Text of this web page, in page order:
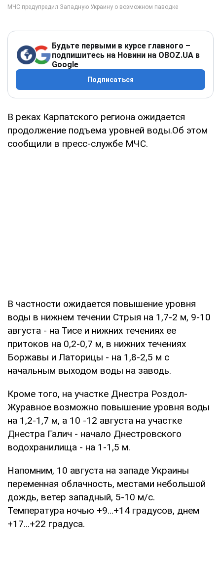
Будьте первыми в курсе главного –
подпишитесь на Новини на OBOZ.UA в
Google
Подписаться
В реках Карпатского региона ожидается
продолжение подъема уровней воды.Об этом
сообщили в пресс-службе МЧС.
В частности ожидается повышение уровня
воды в нижнем течении Стрыя на 1,7-2 м, 9-10
августа - на Тисе и нижних течениях ее
притоков на 0,2-0,7 м, в нижних течениях
Боржавы и Латорицы - на 1,8-2,5 м с
начальным выходом воды на заводь.
Кроме того, на участке Днестра Роздол-
Журавное возможно повышение уровня воды
на 1,2-1,7 м, а 10 -12 августа на участке
Днестра Галич - начало Днестровского
водохранилища - на 1-1,5 м.
Напомним, 10 августа на западе Украины
переменная облачность, местами небольшой
дождь, ветер западный, 5-10 м/с.
Температура ночью +9...+14 градусов, днем
+17...+22 градуса.